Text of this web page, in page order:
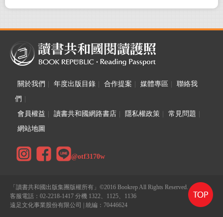
關於我們 年度出版目錄 合作提案 媒體專區
聯絡我
們
會員權益
讀書共和國網路書店 隱私權政策 常見問題
網站地圖
@otf3170w
「讀書共和國出版集團版權所有」©2016 Bookrep All Rights Reserved.
客服電話：02-2218-1417 分機 1322、1125、1136
遠足文化事業股份有限公司 | 統編：70446624